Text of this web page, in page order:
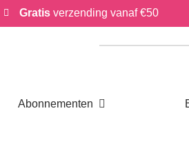
Gratisverzending vanaf €50
Abonnementen Open